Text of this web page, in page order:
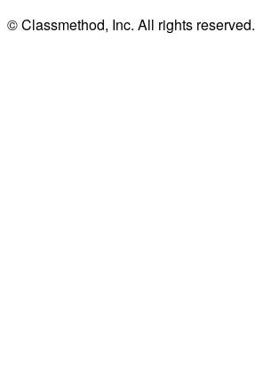
© Classmethod, Inc. All rights reserved.